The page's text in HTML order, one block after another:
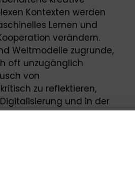
Kontexten werden
Lernen und
verändern.
Weltmodelle zugrunde,
oft unzugänglich
von
zu reflektieren,
und in der
der Mensch